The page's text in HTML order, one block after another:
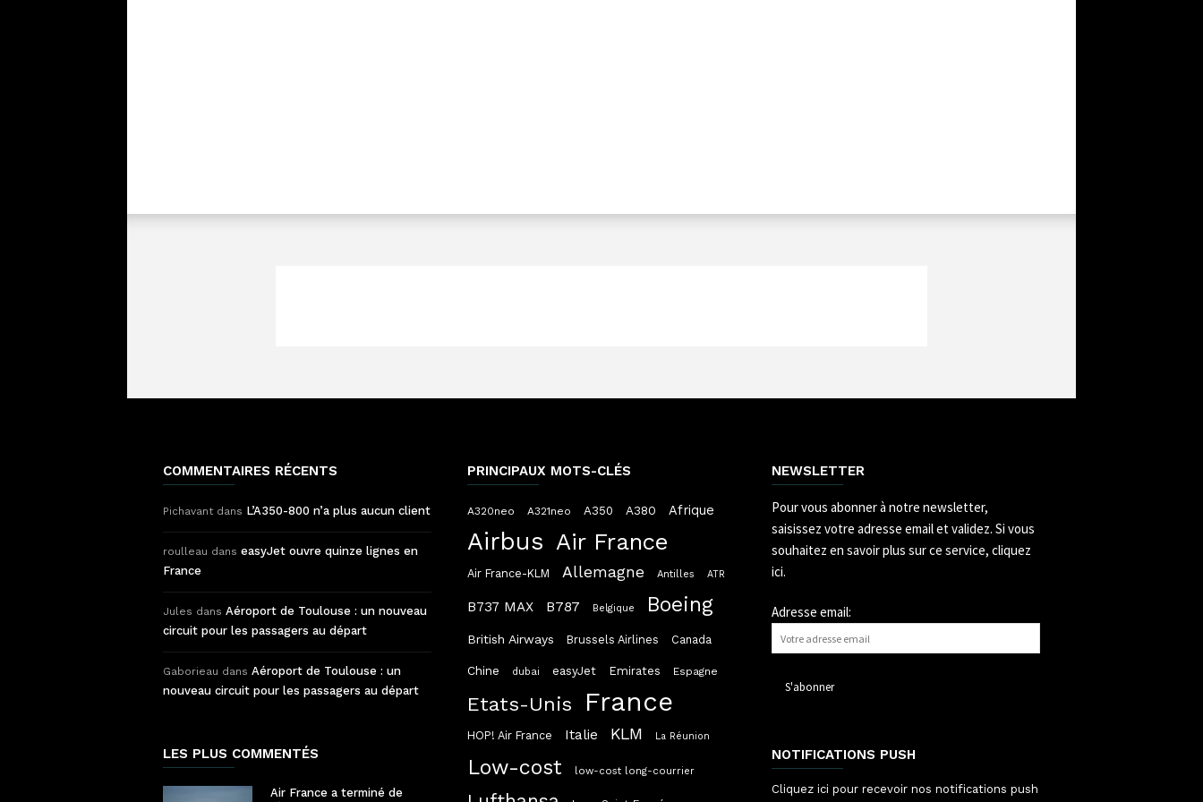
COMMENTAIRES RÉCENTS
Pichavant dans L’A350-800 n’a plus aucun client
roulleau dans easyJet ouvre quinze lignes en
France
Jules dans Aéroport de Toulouse : un nouveau
circuit pour les passagers au départ
Gaborieau dans Aéroport de Toulouse : un
nouveau circuit pour les passagers au départ
LES PLUS COMMENTÉS
Air France a terminé de
PRINCIPAUX MOTS-CLÉS
A320neo A321neo A350 A380 Afrique
Airbus Air France
Air France-KLM Allemagne Antilles ATR
B737 MAX B787 Belgique Boeing
British Airways Brussels Airlines Canada
Chine dubai easyJet Emirates Espagne
Etats-Unis France
HOP! Air France Italie KLM La Réunion
Low-cost low-cost long-courrier
NEWSLETTER
Pour vous abonner à notre newsletter,
saisissez votre adresse email et validez. Si vous
souhaitez en savoir plus sur ce service, cliquez
ici.
Adresse email:
NOTIFICATIONS PUSH
Cliquez ici pour recevoir nos notifications push